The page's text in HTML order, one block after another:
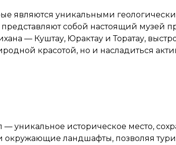
уникальными
собой настоящий музей
— Куштау, Юрактау и Торатау,
красотой, но и насладиться
уникальное историческое место,
ландшафты, позволяя